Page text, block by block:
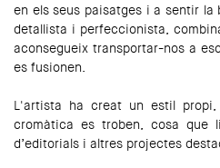
en els seus paisatges i a sentir la
detallista i perfeccionista,
aconsegueix transportar-nos a
es fusionen.
L'artista ha creat un estil
cromàtica es troben, cosa que
d’editorials i altres projectes